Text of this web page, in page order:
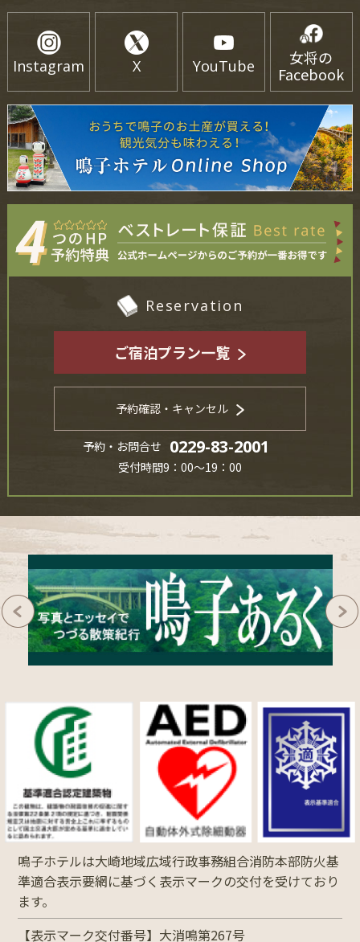
Instagram X YouTube
女将の
Facebook
Reservation
ご宿泊プラン一覧
予約確認・キャンセル
予約・お問合せ 0229-83-2001
受付時間9：00～19：00
鳴子ホテルは大崎地域広域行政事務組合消防本部防火基
準適合表示要網に基づく表示マークの交付を受けており
ます。
【表示マーク交付番号】大消鳴第267号